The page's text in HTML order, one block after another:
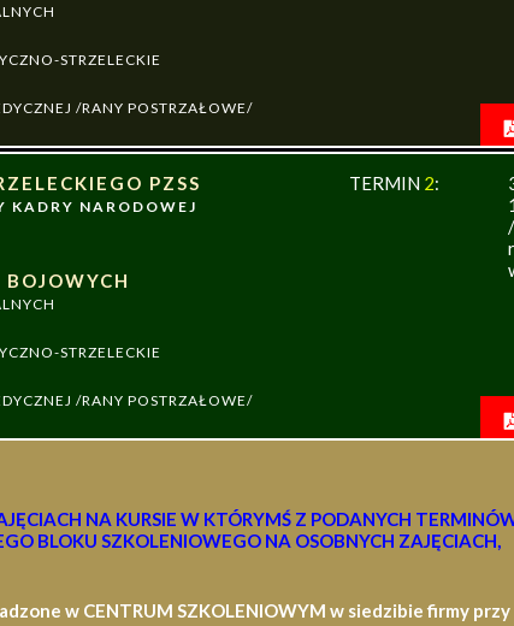
STRZELECKIE
/RANY POSTRZAŁOWE/
PZSS
NARODOWEJ
STRZELECKIE
/RANY POSTRZAŁOWE/
TERMIN 2:
NA KURSIE W KTÓRYMŚ Z PODANYCH
BLOKU SZKOLENIOWEGO NA OSOBNYCH ZAJĘCIACH,
w CENTRUM SZKOLENIOWYM w siedzibie firmy